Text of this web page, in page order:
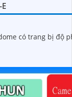
có trang bị độ